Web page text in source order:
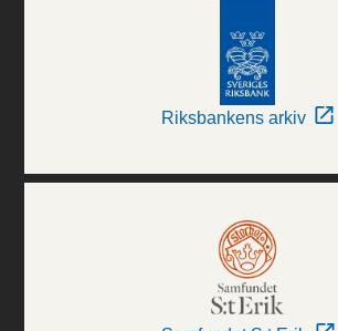
Riksbankens arkiv